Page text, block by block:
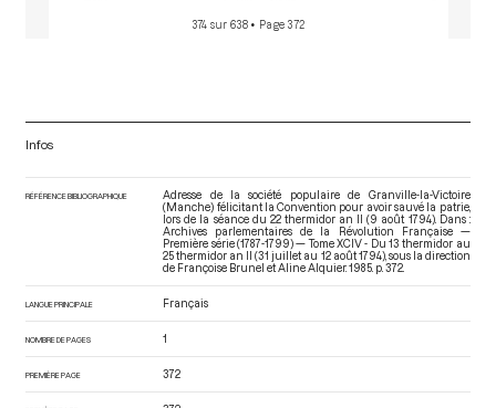
374 sur 638 • Page 372
Infos
RÉFÉRENCE BIBLIOGRAPHIQUE
Adresse de la société populaire de Granville-la-Victoire
(Manche) félicitant la Convention pour avoir sauvé la patrie,
lors de la séance du 22 thermidor an II (9 août 1794). Dans :
Archives parlementaires de la Révolution Française —
Première série (1787-1799) — Tome XCIV - Du 13 thermidor au
25 thermidor an II (31 juillet au 12 août 1794), sous la direction
de Françoise Brunel et Aline Alquier. 1985. p. 372.
LANGUE PRINCIPALE Français
NOMBRE DE PAGES 1
PREMIÈRE PAGE 372